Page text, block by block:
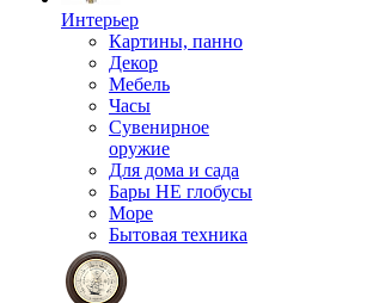
Интерьер
Картины, панно
Декор
Мебель
Часы
Сувенирное
оружие
Для дома и сада
Бары НЕ глобусы
Море
Бытовая техника